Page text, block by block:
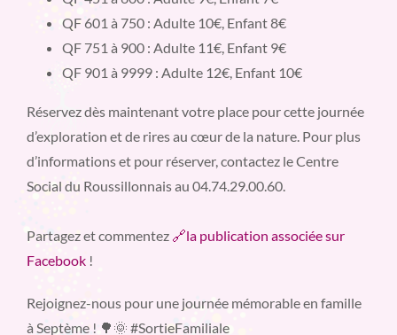
QF 601 à 750 : Adulte 10€, Enfant 8€
QF 751 à 900 : Adulte 11€, Enfant 9€
QF 901 à 9999 : Adulte 12€, Enfant 10€
Réservez dès maintenant votre place pour cette journée
d’exploration et de rires au cœur de la nature. Pour plus
d’informations et pour réserver, contactez le Centre
Social du Roussillonnais au 04.74.29.00.60.
Partagez et commentez 🔗la publication associée sur
Facebook !
Rejoignez-nous pour une journée mémorable en famille
à Septème ! 🌳🌞 #SortieFamiliale